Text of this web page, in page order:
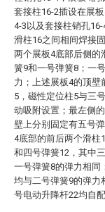
套接柱16-2插设在展
4-3以及套接柱销孔
滑柱16之间相间焊接
两个展板4底部后侧的
簧9和一号弹簧8；一
力；上述展板4的顶壁
5，磁性定位柱5与三
动吸附设置；最左侧
壁上分别固定有五号
4底部的前后两个滑柱
和四号弹簧12，其中
一号弹簧8的弹力相同
均与二号弹簧9的弹力
号电动升降杆22均自配